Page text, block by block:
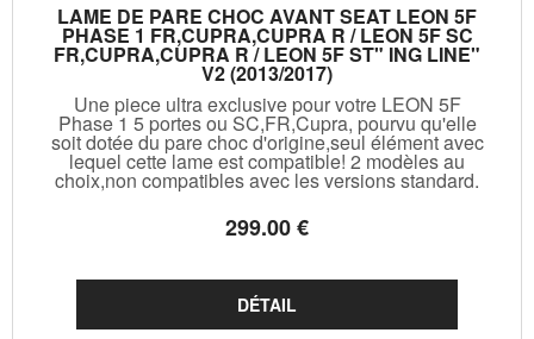
LAME DE PARE CHOC AVANT SEAT LEON 5F
PHASE 1 FR,CUPRA,CUPRA R / LEON 5F SC
FR,CUPRA,CUPRA R / LEON 5F ST" ING LINE"
V2 (2013/2017)
Une piece ultra exclusive pour votre LEON 5F
Phase 1 5 portes ou SC,FR,Cupra, pourvu qu'elle
soit dotée du pare choc d'origine,seul élément avec
lequel cette lame est compatible! 2 modèles au
choix,non compatibles avec les versions standard.
299.00€